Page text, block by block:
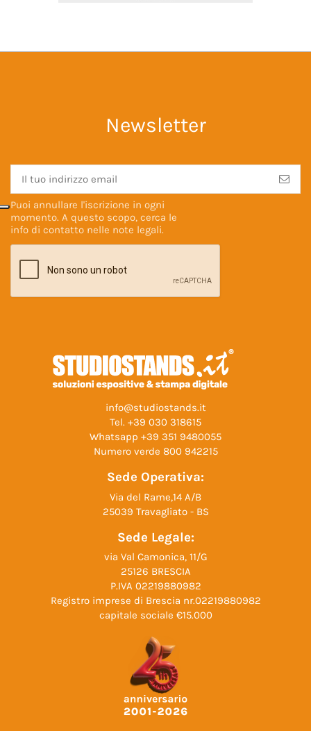
Newsletter
Puoi annullare l'iscrizione in ogni
momento. A questo scopo, cerca le
info di contatto nelle note legali.
info@studiostands.it
Tel. +39 030 318615
Whatsapp +39 351 9480055
Numero verde 800 942215
Sede Operativa:
Via del Rame,14 A/B
25039 Travagliato - BS
Sede Legale:
via Val Camonica, 11/G
25126 BRESCIA
P.IVA 02219880982
Registro imprese di Brescia nr.02219880982
capitale sociale €15.000